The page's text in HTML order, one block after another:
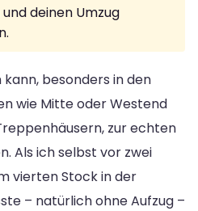
deinen Umzug
kann, besonders in den
wie Mitte oder Westend
zur echten
Als ich selbst vor zwei
vierten Stock in der
– natürlich ohne Aufzug –